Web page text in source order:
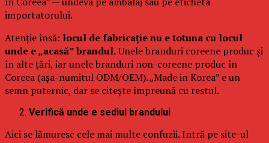
importatorului.
Atenție însă: locul de fabricație nu e totuna cu locul
unde e „acasă” brandul.Unele branduri coreene produc și
în alte țări, iar unele branduri non-coreene produc în
Coreea (așa-numitul ODM/OEM). „Made in Korea” e un
semn puternic, dar se citește împreună cu restul.
Verifică unde e sediul brandului
Aici se lămuresc cele mai multe confuzii. Intră pe site-ul